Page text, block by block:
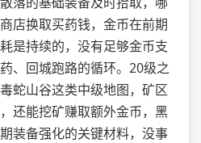
店换取买药钱，金币在前期
是持续的，没有足够金币支
、回城跑路的循环。20级之
蛇山谷这类中级地图，矿区
还能挖矿赚取额外金币，黑
装备强化的关键材料，没事